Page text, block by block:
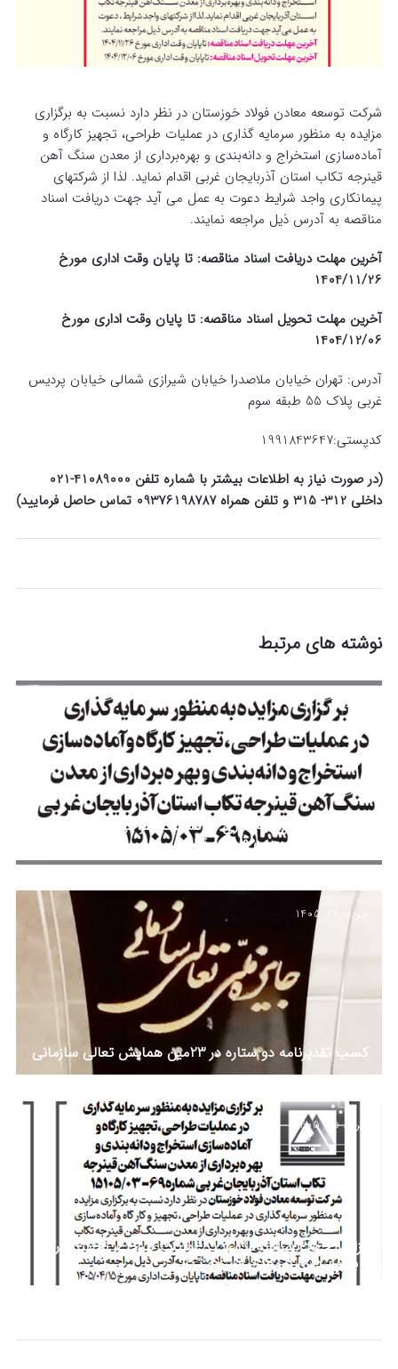
شرکت توسعه معادن فولاد خوزستان در نظر دارد نسبت به برگزاری
مزایده به منظور سرمایه گذاری در عملیات طراحی، تجهیز کارگاه و
آماده‌سازی استخراج و دانه‌بندی و بهره‌برداری از معدن سنگ آهن
قینرجه تکاب استان آذربایجان غربی اقدام نماید. لذا از شرکتهای
پیمانکاری واجد شرایط دعوت به عمل می آید جهت دریافت اسناد
مناقصه به آدرس ذیل مراجعه نمایند.
آخرین مهلت دریافت اسناد مناقصه: تا پایان وقت اداری مورخ
1404/11/26
آخرین مهلت تحویل اسناد مناقصه: تا پایان وقت اداری مورخ
1404/12/06
آدرس: تهران خیابان ملاصدرا خیابان شیرازی شمالی خیابان پردیس
غربی پلاک 55 طبقه سوم
کدپستی:1991843647
(در صورت نیاز به اطلاعات بیشتر با شماره تلفن 41089000-021
داخلی 312- 315 و تلفن همراه 09376198787 تماس حاصل فرمایید)
نوشته های مرتبط
مرداد 12, 1405
مزایده جهت سرمایه‌گذاری در عملیات طراحی، تجهیز کارگاه
و بهره‌برداری از معدن قینرجه تکاب
خرداد 26, 1405
کسب تقدیرنامه دو ستاره در 23مین همایش تعالی سازمانی
خرداد 25, 1405
مزایده جهت سرمایه‌گذاری در عملیات طراحی، تجهیز کارگاه
و بهره برداری از معدن قینرجه تکاب